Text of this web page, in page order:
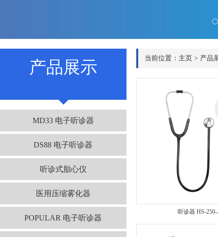
产品展示
MD33 电子听诊器
DS88 电子听诊器
听诊式胎心仪
医用压缩雾化器
POPULAR 电子听诊器
当前位置： 主页 > 产品
听诊器 HS-